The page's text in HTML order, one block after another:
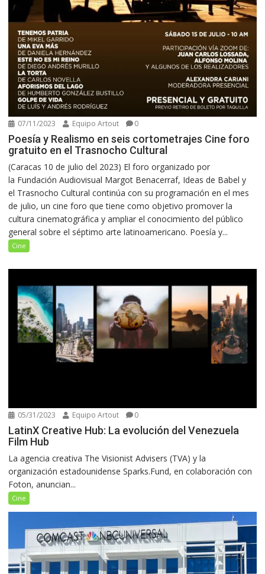
07/11/2023 Equipo Artout 0
Poesía y Realismo en seis cortometrajes Cine foro
gratuito en el Trasnocho Cultural
(Caracas 10 de julio del 2023) El foro organizado por
la Fundación Audiovisual Margot Benacerraf, Ideas de Babel y
el Trasnocho Cultural continúa con su programación en el mes
de julio, un cine foro que tiene como objetivo promover la
cultura cinematográfica y ampliar el conocimiento del público
general sobre el séptimo arte latinoamericano. Poesía y...
Cine
05/31/2023 Equipo Artout 0
LatinX Creative Hub: La evolución del Venezuela
Film Hub
La agencia creativa The Visionist Advisers (TVA) y la
organización estadounidense Sparks.Fund, en colaboración con
Foton, anuncian...
Cine